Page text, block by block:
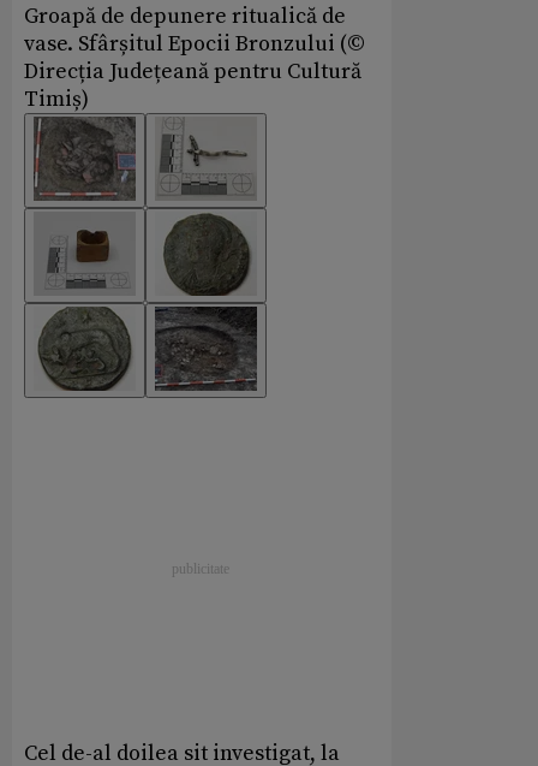
Groapă de depunere ritualică de
vase. Sfârșitul Epocii Bronzului (©
Direcția Județeană pentru Cultură
Timiș)
Cel de-al doilea sit investigat, la